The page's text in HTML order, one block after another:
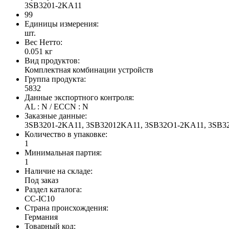
3SB3201-2KA11
99
Единицы измерения:
шт.
Вес Нетто:
0.051 кг
Вид продуктов:
Комплектная комбинации устройств
Группа продукта:
5832
Данные экспортного контроля:
AL : N / ECCN : N
Заказные данные:
3SB3201-2KA11, 3SB32012KA11, 3SB32O1-2KA11,
Количество в упаковке:
1
Минимальная партия:
1
Наличие на складе:
Под заказ
Раздел каталога:
CC-IC10
Страна происхождения:
Германия
Товарный код: